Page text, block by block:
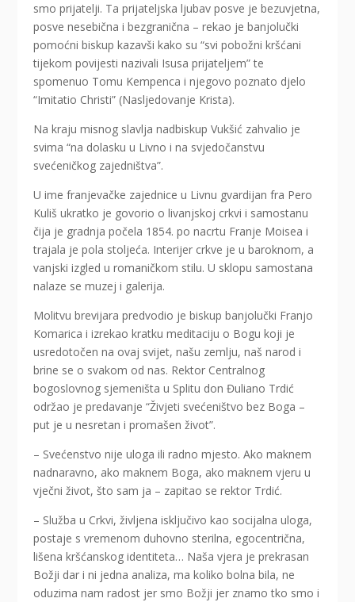
smo prijatelji. Ta prijateljska ljubav posve je bezuvjetna,
posve nesebična i bezgranična – rekao je banjolučki
pomoćni biskup kazavši kako su “svi pobožni kršćani
tijekom povijesti nazivali Isusa prijateljem” te
spomenuo Tomu Kempenca i njegovo poznato djelo
“Imitatio Christi” (Nasljedovanje Krista).
Na kraju misnog slavlja nadbiskup Vukšić zahvalio je
svima “na dolasku u Livno i na svjedočanstvu
svećeničkog zajedništva”.
U ime franjevačke zajednice u Livnu gvardijan fra Pero
Kuliš ukratko je govorio o livanjskoj crkvi i samostanu
čija je gradnja počela 1854. po nacrtu Franje Moisea i
trajala je pola stoljeća. Interijer crkve je u baroknom, a
vanjski izgled u romaničkom stilu. U sklopu samostana
nalaze se muzej i galerija.
Molitvu brevijara predvodio je biskup banjolučki Franjo
Komarica i izrekao kratku meditaciju o Bogu koji je
usredotočen na ovaj svijet, našu zemlju, naš narod i
brine se o svakom od nas. Rektor Centralnog
bogoslovnog sjemeništa u Splitu don Đuliano Trdić
održao je predavanje “Živjeti svećeništvo bez Boga –
put je u nesretan i promašen život”.
– Svećenstvo nije uloga ili radno mjesto. Ako maknem
nadnaravno, ako maknem Boga, ako maknem vjeru u
vječni život, što sam ja – zapitao se rektor Trdić.
– Služba u Crkvi, življena isključivo kao socijalna uloga,
postaje s vremenom duhovno sterilna, egocentrična,
lišena kršćanskog identiteta… Naša vjera je prekrasan
Božji dar i ni jedna analiza, ma koliko bolna bila, ne
oduzima nam radost jer smo Božji jer znamo tko smo i